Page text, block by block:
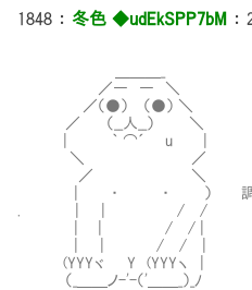
1848 ： 冬色 ◆udEkSPP7bM ：
／― ― ＼
／（●） （●） ＼
／ （__人__） ＼
| ｀ ⌒´ u | ウ
＼ ／
／ ＼
| ・ ・ ） 調子に乗って
. | | / /
| | / / |
| | / / |
(YYYヾ Y (YYYヽ |
（_＿＿ノ-'-（'＿＿_）_ﾉ